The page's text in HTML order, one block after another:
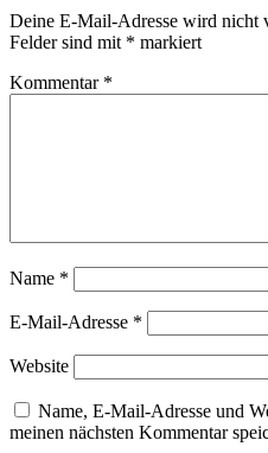
Deine E-Mail-Adresse wird nicht
Felder sind mit * markiert
Kommentar *
Name *
E-Mail-Adresse *
Website
Name, E-Mail-Adresse und
meinen nächsten Kommentar